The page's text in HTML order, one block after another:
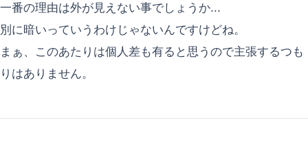
一番の理由は外が見えない事でしょうか...
別に暗いっていうわけじゃないんですけどね。
まぁ、このあたりは個人差も有ると思うので主張するつも
りはありません。